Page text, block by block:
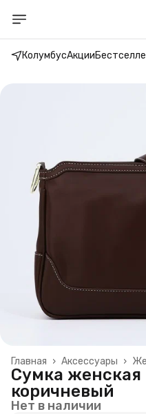
КолумбусАкции
Аксессуары ›
Главная ›
Сумка женская
коричневый
Нет в наличии